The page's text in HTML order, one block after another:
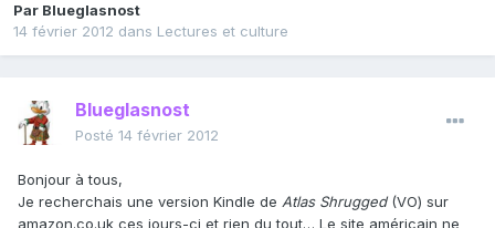
Par Blueglasnost
14 février 2012 dans Lectures et culture
Blueglasnost
Posté 14 février 2012
Bonjour à tous,
Je recherchais une version Kindle de Atlas Shrugged(VO) sur
amazon.co.uk ces jours-ci et rien du tout… Le site américain ne